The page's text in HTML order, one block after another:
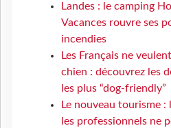
Landes : le camping
Vacances rouvre ses
incendies
Les Français ne
chien : découvrez les
les plus “dog-friendly”
Le nouveau tourisme
les professionnels ne